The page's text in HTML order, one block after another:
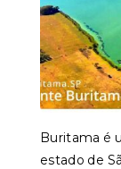
Buritama é
estado de